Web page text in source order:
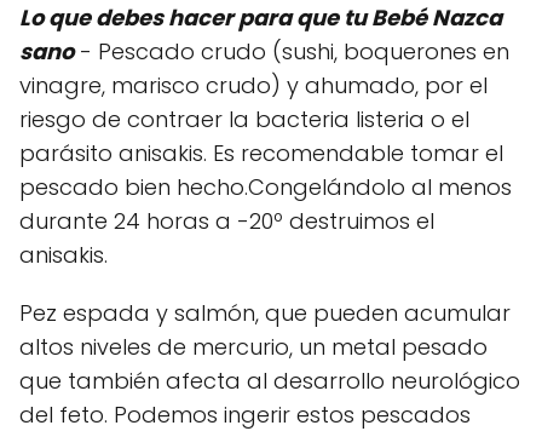
Lo que debes hacer para que tu Bebé Nazca
sano- Pescado crudo (sushi, boquerones en
vinagre, marisco crudo) y ahumado, por el
riesgo de contraer la bacteria listeria o el
parásito anisakis. Es recomendable tomar el
pescado bien hecho.Congelándolo al menos
durante 24 horas a -20º destruimos el
anisakis.
Pez espada y salmón, que pueden acumular
altos niveles de mercurio, un metal pesado
que también afecta al desarrollo neurológico
del feto. Podemos ingerir estos pescados